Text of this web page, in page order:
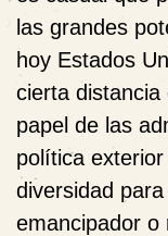
las grandes
hoy Estados
cierta distancia
papel de las
política
diversidad
emancipador o